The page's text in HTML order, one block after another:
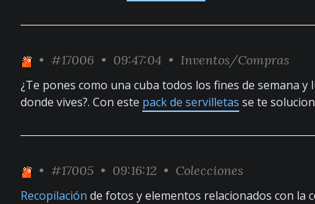
• #17006 • 09:47:04 • Inventos/Compras
¿Te pones como una cuba todos los fines de semana
donde vives?. Con este pack de servilletas se te
• #17005 • 09:16:12 • Colecciones
Recopilación de fotos y elementos relacionados con la